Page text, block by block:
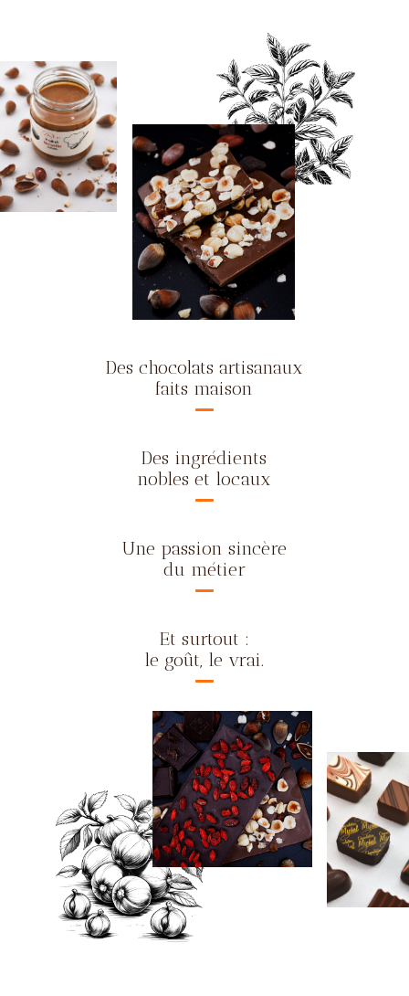
Des chocolats artisanaux
faits maison
Des ingrédients
nobles et locaux
Une passion sincère
du métier
Et surtout :
le goût, le vrai.